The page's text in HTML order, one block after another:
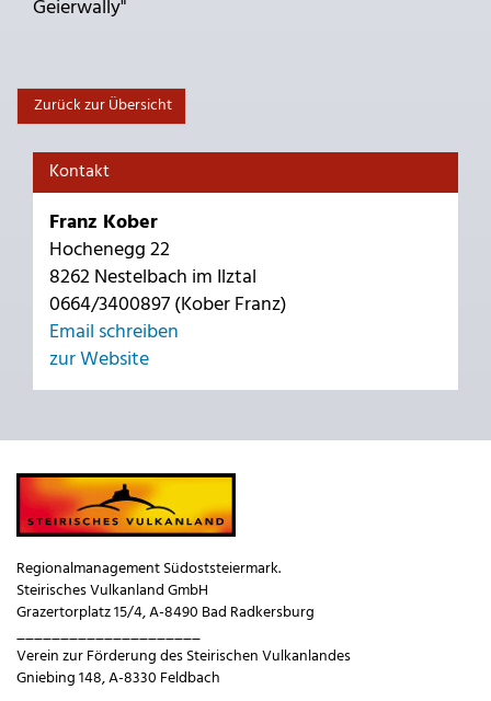
Geierwally"
Zurück zur Übersicht
Kontakt
Franz Kober
Hochenegg 22
8262 Nestelbach im Ilztal
0664/3400897 (Kober Franz)
Email schreiben
zur Website
Regionalmanagement Südoststeiermark.
Steirisches Vulkanland GmbH
Grazertorplatz 15/4, A-8490 Bad Radkersburg
_____________________
Verein zur Förderung des Steirischen Vulkanlandes
Gniebing 148, A-8330 Feldbach